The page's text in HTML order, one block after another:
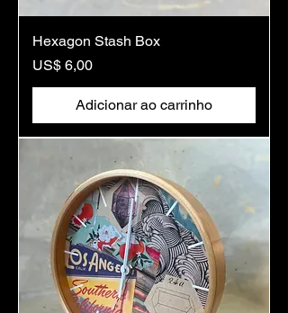
Hexagon Stash Box
Preço
US$ 6,00
Adicionar ao carrinho